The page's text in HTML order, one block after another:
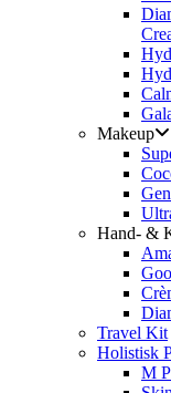
Makeup
Hand- &
Travel Kit
Holistisk
M